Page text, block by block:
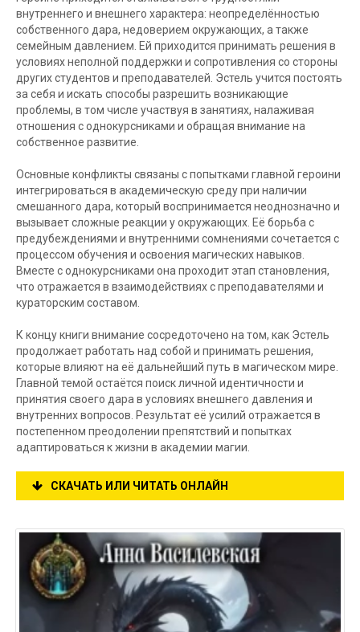
внутреннего и внешнего характера: неопределённостью
собственного дара, недоверием окружающих, а также
семейным давлением. Ей приходится принимать решения в
условиях неполной поддержки и сопротивления со стороны
других студентов и преподавателей. Эстель учится постоять
за себя и искать способы разрешить возникающие
проблемы, в том числе участвуя в занятиях, налаживая
отношения с однокурсниками и обращая внимание на
собственное развитие.
Основные конфликты связаны с попытками главной героини
интегрироваться в академическую среду при наличии
смешанного дара, который воспринимается неоднозначно и
вызывает сложные реакции у окружающих. Её борьба с
предубеждениями и внутренними сомнениями сочетается с
процессом обучения и освоения магических навыков.
Вместе с однокурсниками она проходит этап становления,
что отражается в взаимодействиях с преподавателями и
кураторским составом.
К концу книги внимание сосредоточено на том, как Эстель
продолжает работать над собой и принимать решения,
которые влияют на её дальнейший путь в магическом мире.
Главной темой остаётся поиск личной идентичности и
принятия своего дара в условиях внешнего давления и
внутренних вопросов. Результат её усилий отражается в
постепенном преодолении препятствий и попытках
адаптироваться к жизни в академии магии.
СКАЧАТЬ ИЛИ ЧИТАТЬ ОНЛАЙН